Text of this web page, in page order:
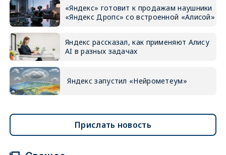
«Яндекс» готовит к продажам наушники
«Яндекс Дропс» со встроенной «Алисой»
Яндекс рассказал, как применяют Алису
AI в разных задачах
Яндекс запустил «Нейрометеум»
Прислать новость